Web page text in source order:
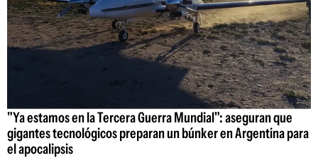
"Ya estamos en la Tercera Guerra Mundial": aseguran que
gigantes tecnológicos preparan un búnker en Argentina para
el apocalipsis